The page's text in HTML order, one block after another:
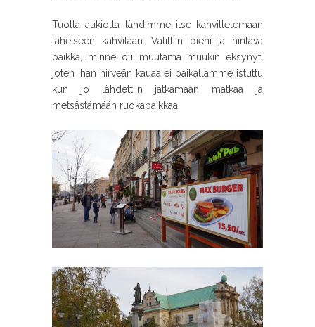
Tuolta aukiolta lähdimme itse kahvittelemaan
läheiseen kahvilaan. Valittiin pieni ja hintava
paikka, minne oli muutama muukin eksynyt,
joten ihan hirveän kauaa ei paikallamme istuttu
kun jo lähdettiin jatkamaan matkaa ja
metsästämään ruokapaikkaa.